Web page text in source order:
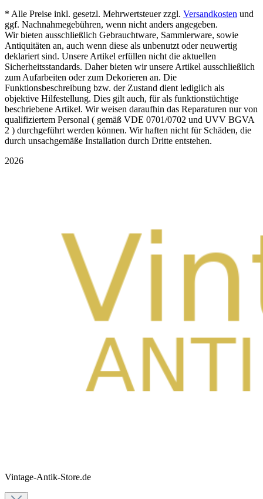
* Alle Preise inkl. gesetzl. Mehrwertsteuer zzgl. Versandkosten und
ggf. Nachnahmegebühren, wenn nicht anders angegeben.
Wir bieten ausschließlich Gebrauchtware, Sammlerware, sowie
Antiquitäten an, auch wenn diese als unbenutzt oder neuwertig
deklariert sind. Unsere Artikel erfüllen nicht die aktuellen
Sicherheitsstandards. Daher bieten wir unsere Artikel ausschließlich
zum Aufarbeiten oder zum Dekorieren an. Die
Funktionsbeschreibung bzw. der Zustand dient lediglich als
objektive Hilfestellung. Dies gilt auch, für als funktionstüchtige
beschriebene Artikel. Wir weisen daraufhin das Reparaturen nur von
qualifiziertem Personal ( gemäß VDE 0701/0702 und UVV BGVA
2 ) durchgeführt werden können. Wir haften nicht für Schäden, die
durch unsachgemäße Installation durch Dritte entstehen.
2026
Vintage-Antik-Store.de